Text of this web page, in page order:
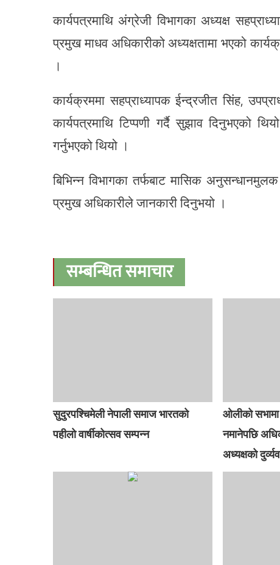
कार्यपत्रमाथि अंग्रेजी विभागका अध्यक्ष
प्रमुख माधव अधिकारीको अध्यक्षतामा भएको
।
कार्यक्रममा सहप्राध्यापक ईन्द्रजीत सिंह,
कार्यपत्रमाथि टिप्पणी गर्दै सुझाव दिनुभएको
गर्नुभएको थियो ।
बिभिन्न विभागका तर्फबाट मासिक
प्रमुख अधिकारीले जानकारी दिनुभयो ।
सम्बन्धित समाचार
सुदुरपश्चिमेली नेपाली समाज भारतको
पहीलो वार्षीकोत्सव सम्पन्न
ओलीको सभामा
नमानेपछि
अध्यक्षको